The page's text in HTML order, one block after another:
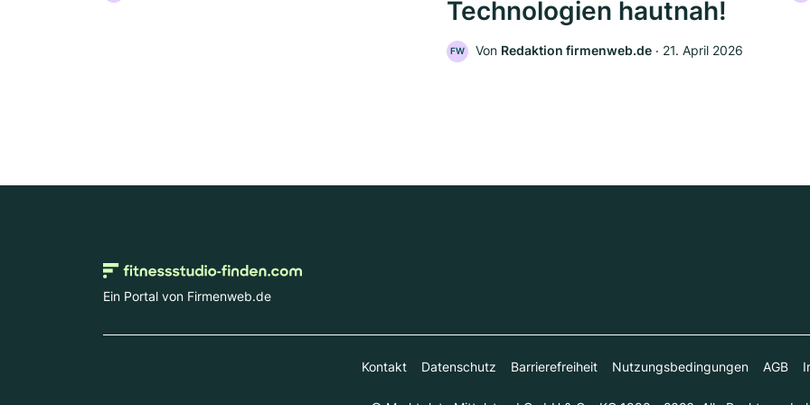
Technologien hautnah!
FW Von Redaktion firmenweb.de ‧ 21. April 2026
Ein Portal von Firmenweb.de
Kontakt Datenschutz Barrierefreiheit Nutzungsbedingungen AGB